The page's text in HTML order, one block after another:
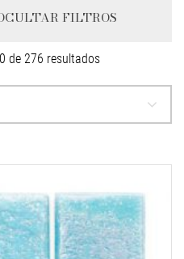
FILTROS
de 276 resultadosSorted